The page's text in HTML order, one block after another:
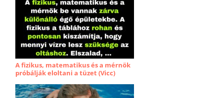
A fizikus, matematikus és a mérnök
próbálják eloltani a tüzet (Vicc)